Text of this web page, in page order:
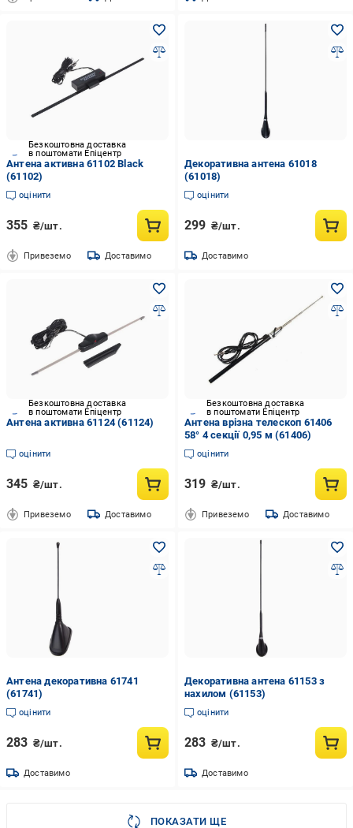
Безкоштовна доставка
в поштомати Епіцентр
Антена активна 61102 Black
(61102)
оцінити
355 ₴/шт.
Привеземо Доставимо
Декоративна антена 61018
(61018)
оцінити
299 ₴/шт.
Доставимо
Безкоштовна доставка
в поштомати Епіцентр
Антена активна 61124 (61124)
оцінити
345 ₴/шт.
Привеземо Доставимо
Безкоштовна доставка
в поштомати Епіцентр
Антена врізна телескоп 61406
58° 4 секції 0,95 м (61406)
оцінити
319 ₴/шт.
Привеземо Доставимо
Антена декоративна 61741
(61741)
оцінити
283 ₴/шт.
Доставимо
Декоративна антена 61153 з
нахилом (61153)
оцінити
283 ₴/шт.
Доставимо
ПОКАЗАТИ ЩЕ